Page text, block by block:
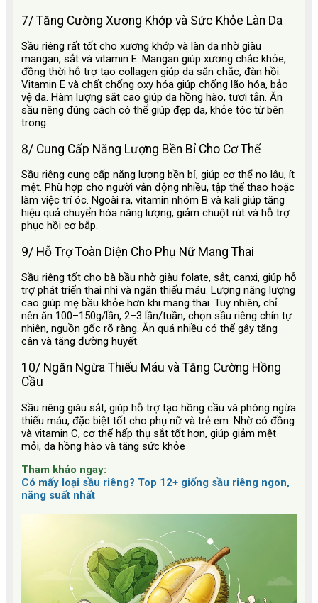
7/ Tăng Cường Xương Khớp và Sức Khỏe Làn Da
Sầu riêng rất tốt cho xương khớp và làn da nhờ giàu
mangan, sắt và vitamin E. Mangan giúp xương chắc khỏe,
đồng thời hỗ trợ tạo collagen giúp da săn chắc, đàn hồi.
Vitamin E và chất chống oxy hóa giúp chống lão hóa, bảo
vệ da. Hàm lượng sắt cao giúp da hồng hào, tươi tắn. Ăn
sầu riêng đúng cách có thể giúp đẹp da, khỏe tóc từ bên
trong.
8/ Cung Cấp Năng Lượng Bền Bỉ Cho Cơ Thể
Sầu riêng cung cấp năng lượng bền bỉ, giúp cơ thể no lâu, ít
mệt. Phù hợp cho người vận động nhiều, tập thể thao hoặc
làm việc trí óc. Ngoài ra, vitamin nhóm B và kali giúp tăng
hiệu quả chuyển hóa năng lượng, giảm chuột rút và hỗ trợ
phục hồi cơ bắp.
9/ Hỗ Trợ Toàn Diện Cho Phụ Nữ Mang Thai
Sầu riêng tốt cho bà bầu nhờ giàu folate, sắt, canxi, giúp hỗ
trợ phát triển thai nhi và ngăn thiếu máu. Lượng năng lượng
cao giúp mẹ bầu khỏe hơn khi mang thai. Tuy nhiên, chỉ
nên ăn 100–150g/lần, 2–3 lần/tuần, chọn sầu riêng chín tự
nhiên, nguồn gốc rõ ràng. Ăn quá nhiều có thể gây tăng
cân và tăng đường huyết.
10/ Ngăn Ngừa Thiếu Máu và Tăng Cường Hồng
Cầu
Sầu riêng giàu sắt, giúp hỗ trợ tạo hồng cầu và phòng ngừa
thiếu máu, đặc biệt tốt cho phụ nữ và trẻ em. Nhờ có đồng
và vitamin C, cơ thể hấp thụ sắt tốt hơn, giúp giảm mệt
mỏi, da hồng hào và tăng sức khỏe
Tham khảo ngay:
Có mấy loại sầu riêng? Top 12+ giống sầu riêng ngon,
năng suất nhất